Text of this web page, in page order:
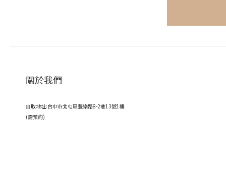
關於我們
自取地址:台中市北屯區豐樂路8-2巷13號1樓
(需預約)